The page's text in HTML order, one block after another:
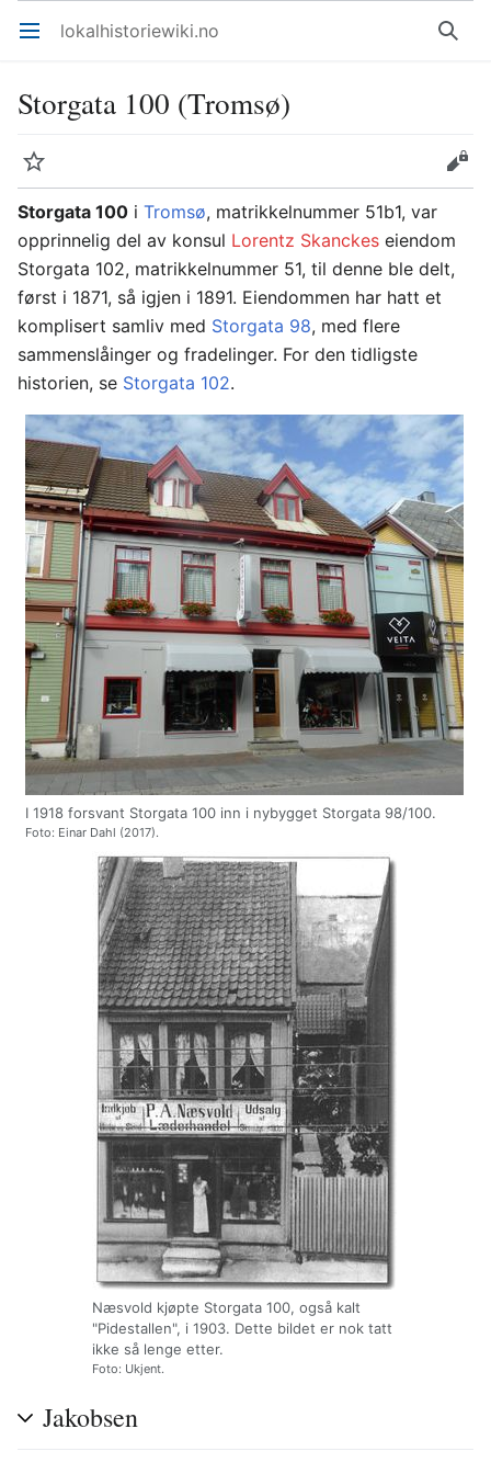
Åpne hovedmenyen lokalhistoriewiki.no Søk
Storgata 100 (Tromsø)
Overvåk
Rediger
Storgata 100 i Tromsø, matrikkelnummer 51b1, var
opprinnelig del av konsul Lorentz Skanckes eiendom
Storgata 102, matrikkelnummer 51, til denne ble delt,
først i 1871, så igjen i 1891. Eiendommen har hatt et
komplisert samliv med Storgata 98, med flere
sammenslåinger og fradelinger. For den tidligste
historien, se Storgata 102.
I 1918 forsvant Storgata 100 inn i nybygget Storgata 98/100.
Foto: Einar Dahl (2017).
Næsvold kjøpte Storgata 100, også kalt
"Pidestallen", i 1903. Dette bildet er nok tatt
ikke så lenge etter.
Foto: Ukjent.
Jakobsen